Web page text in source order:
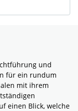
und
für ein rundum
mit ihrem
einen Blick, welche